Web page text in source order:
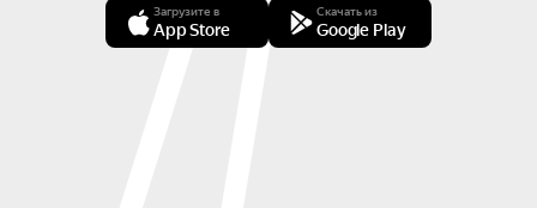
Загрузите в
App Store
Скачать из
Google Play